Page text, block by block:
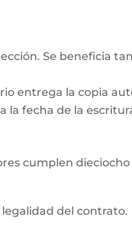
Se beneficia
entrega la copia
fecha de la
cumplen
del contrato.